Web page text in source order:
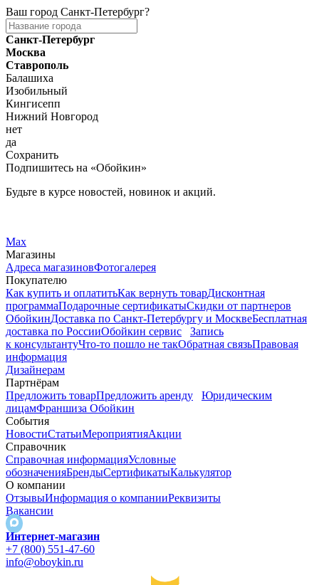
Ваш город Санкт-Петербург?
Санкт-Петербург
Москва
Ставрополь
Балашиха
Изобильный
Кингисепп
Нижний Новгород
нет
да
Сохранить
Подпишитесь на «Обойкин»
Будьте в курсе новостей, новинок и акций.
Max
Магазины
Адреса магазиновФотогалерея
Покупателю
Как купить и оплатитьКак вернуть товарДисконтная
программаПодарочные сертификатыСкидки от партнеров
ОбойкинДоставка по Санкт-Петербургу и МосквеБесплатная
доставка по РоссииОбойкин сервис
Запись
к консультантуЧто-то пошло не такОбратная связьПравовая
информация
Дизайнерам
Партнёрам
Предложить товарПредложить аренду
Юридическим
лицамФраншиза Обойкин
События
НовостиСтатьиМероприятияАкции
Справочник
Справочная информацияУсловные
обозначенияБрендыСертификатыКалькулятор
О компании
ОтзывыИнформация о компанииРеквизиты
Вакансии
Интернет-магазин
+7 (800) 551-47-60
info@oboykin.ru